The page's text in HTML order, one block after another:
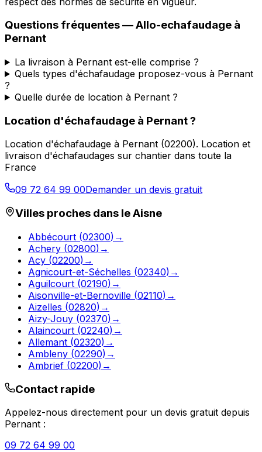
Questions fréquentes —Allo-echafaudage à
Pernant
La livraison à Pernant est-elle comprise ?
Quels types d'échafaudage proposez-vous à Pernant
?
Quelle durée de location à Pernant ?
Location d'échafaudage à Pernant?
Location d'échafaudage à Pernant (02200). Location et
livraison d'échafaudages sur chantier dans toute la
France
09 72 64 99 00Demander un devis gratuit
Villes proches dans leAisne
Abbécourt (02300) →
Achery (02800) →
Acy (02200) →
Agnicourt-et-Séchelles (02340) →
Aguilcourt (02190) →
Aisonville-et-Bernoville (02110) →
Aizelles (02820) →
Aizy-Jouy (02370) →
Alaincourt (02240) →
Allemant (02320) →
Ambleny (02290) →
Ambrief (02200) →
Contact rapide
Appelez-nous directement pour un devis gratuit depuis
Pernant :
09 72 64 99 00